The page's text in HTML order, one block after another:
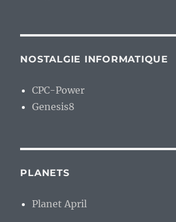
NOSTALGIE INFORMATIQUE
CPC-Power
Genesis8
PLANETS
Planet April